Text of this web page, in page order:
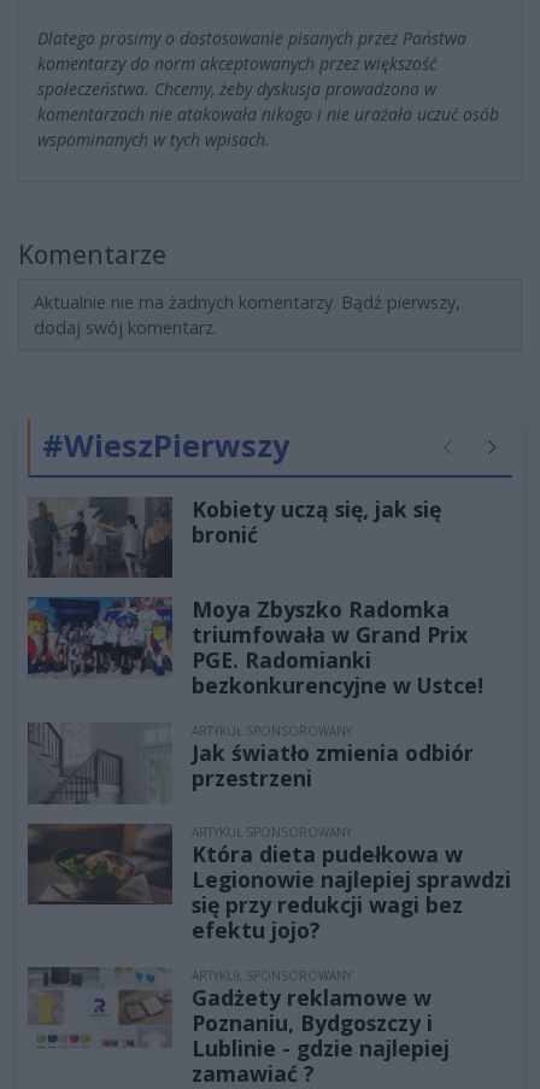
Dlatego prosimy o dostosowanie pisanych przez Państwa
komentarzy do norm akceptowanych przez większość
społeczeństwa. Chcemy, żeby dyskusja prowadzona w
komentarzach nie atakowała nikogo i nie urażała uczuć osób
wspominanych w tych wpisach.
Komentarze
Aktualnie nie ma żadnych komentarzy. Bądź pierwszy,
dodaj swój komentarz.
#WieszPierwszy Poprzednie
Kobiety uczą się, jak się
bronić
Moya Zbyszko Radomka
triumfowała w Grand Prix
PGE. Radomianki
bezkonkurencyjne w Ustce!
ARTYKUŁ SPONSOROWANY
Jak światło zmienia odbiór
przestrzeni
ARTYKUŁ SPONSOROWANY
Która dieta pudełkowa w
Legionowie najlepiej sprawdzi
się przy redukcji wagi bez
efektu jojo?
ARTYKUŁ SPONSOROWANY
Gadżety reklamowe w
Poznaniu, Bydgoszczy i
Lublinie - gdzie najlepiej
zamawiać ?